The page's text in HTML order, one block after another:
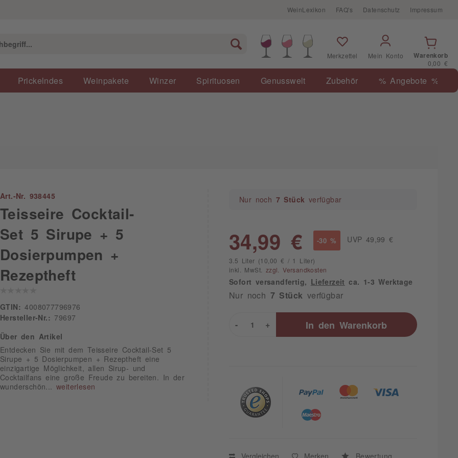
WeinLexikon FAQ's Datenschutz Impressum
Merkzettel Mein Konto
Warenkorb
0,00 €
Prickelndes Weinpakete Winzer Spirituosen Genusswelt Zubehör % Angebote %
Art.-Nr. 938445
Teisseire Cocktail-
Set 5 Sirupe + 5
Dosierpumpen +
Rezeptheft
GTIN:
4008077796976
Hersteller-Nr.:
79697
Über den Artikel
Entdecken Sie mit dem Teisseire Cocktail-Set 5
Sirupe + 5 Dosierpumpen + Rezeptheft eine
einzigartige Möglichkeit, allen Sirup- und
Cocktailfans eine große Freude zu bereiten. In der
wunderschön... weiterlesen
Nur noch 7 Stück verfügbar
34,99 € -30 % UVP 49,99 €
3.5 Liter (10,00 € / 1 Liter)
inkl. MwSt. zzgl. Versandkosten
Sofort versandfertig, Lieferzeit ca. 1-3 Werktage
Nur noch 7 Stück verfügbar
+
- In den Warenkorb
Vergleichen Merken Bewertung